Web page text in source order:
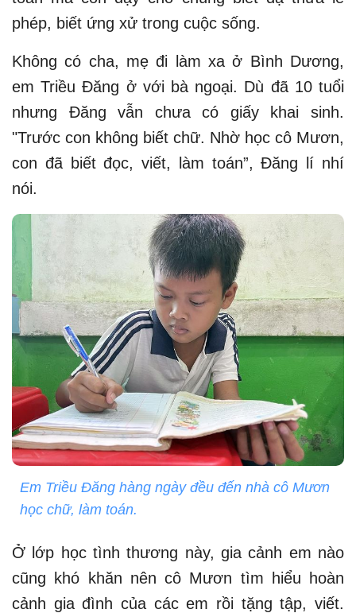
phép, biết ứng xử trong cuộc sống.
Không có cha, mẹ đi làm xa ở Bình Dương,
em Triều Đăng ở với bà ngoại. Dù đã 10 tuổi
nhưng Đăng vẫn chưa có giấy khai sinh.
"Trước con không biết chữ. Nhờ học cô Mươn,
con đã biết đọc, viết, làm toán”, Đăng lí nhí
nói.
Em Triều Đăng hàng ngày đều đến nhà cô Mươn
học chữ, làm toán.
Ở lớp học tình thương này, gia cảnh em nào
cũng khó khăn nên cô Mươn tìm hiểu hoàn
cảnh gia đình của các em rồi tặng tập, viết.